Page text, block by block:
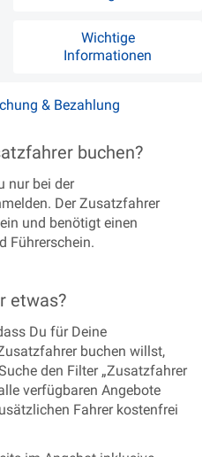
Wichtige
Informationen
& Bezahlung
buchen?
nur bei der
Der Zusatzfahrer
und benötigt einen
Führerschein.
etwas?
Du für Deine
buchen willst,
den Filter „Zusatzfahrer
verfügbaren Angebote
Fahrer kostenfrei